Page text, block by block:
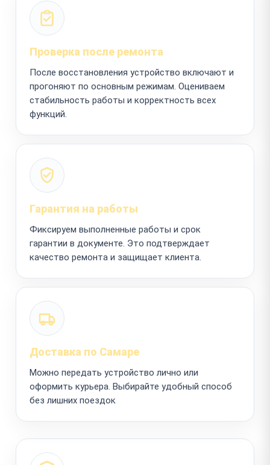
Проверка после ремонта
После восстановления устройство включают и
прогоняют по основным режимам. Оцениваем
стабильность работы и корректность всех
функций.
Гарантия на работы
Фиксируем выполненные работы и срок
гарантии в документе. Это подтверждает
качество ремонта и защищает клиента.
Доставка по Самаре
Можно передать устройство лично или
оформить курьера. Выбирайте удобный способ
без лишних поездок